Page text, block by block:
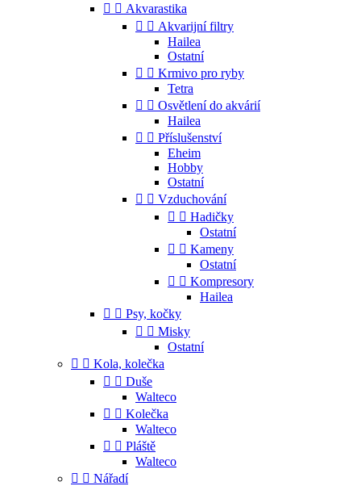
  Akvarastika
  Akvarijní filtry
Hailea
Ostatní
  Krmivo pro ryby
Tetra
  Osvětlení do akvárií
Hailea
  Příslušenství
Eheim
Hobby
Ostatní
  Vzduchování
  Hadičky
Ostatní
  Kameny
Ostatní
  Kompresory
Hailea
  Psy, kočky
  Misky
Ostatní
  Kola, kolečka
  Duše
Walteco
  Kolečka
Walteco
  Pláště
Walteco
  Nářadí